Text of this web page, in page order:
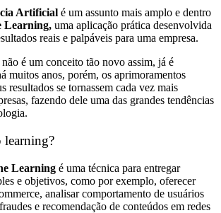
Artificial é um assunto mais amplo e dentro
Learning, uma aplicação prática desenvolvida
reais e palpáveis para uma empresa.
não é um conceito tão novo assim, já é
muitos anos, porém, os aprimoramentos
resultados se tornassem cada vez mais
fazendo dele uma das grandes tendências
learning?
Learning é uma técnica para entregar
e objetivos, como por exemplo, oferecer
analisar comportamento de usuários
e recomendação de conteúdos em redes